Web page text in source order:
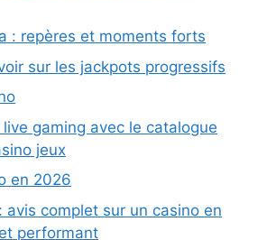
: repères et moments forts
sur les jackpots progressifs
live gaming avec le catalogue
jeux
en 2026
avis complet sur un casino en
performant